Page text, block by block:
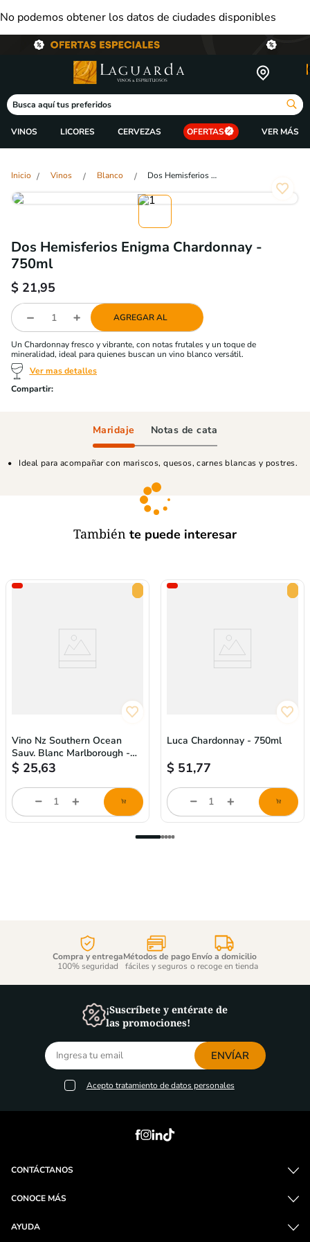
No podemos obtener los datos de ciudades disponibles
Busca aquí tus preferidos
VINOS LICORES CERVEZAS OFERTAS
Vinos Blanco Dos Hemisferios Enigma Chardonnay - 750ml
Dos Hemisferios Enigma Chardonnay -
750ml
$ 21,95
AGREGAR AL
Un Chardonnay fresco y vibrante, con notas frutales y un toque de
mineralidad, ideal para quienes buscan un vino blanco versátil.
Ver mas detalles
Maridaje Notas de cata
Ideal para acompañar con mariscos, quesos, carnes blancas y postres.
También te puede interesar
Vino Nz Southern Ocean
Sauv. Blanc Marlborough -
750ml
$ 25,63
store/product-
list.quantityStepper.label
Luca Chardonnay - 750ml
$ 51,77
store/product-
Compra y entrega
100% seguridad
Métodos de pago
fáciles y seguros
Envío a domicilio
o recoge en tienda
¡Suscríbete y entérate de
las promociones!
ENVÍAR
Acepto tratamiento de datos personales
CONTÁCTANOS
CONOCE MÁS
AYUDA